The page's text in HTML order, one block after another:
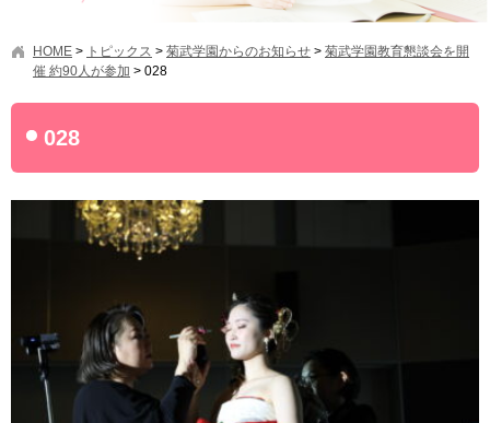
アクセス
情報公開
学園ニュース
オープンキャンパス・行事
HOME > トピックス > 菊武学園からのお知らせ > 菊武学園教育懇談会を開
催 約90人が参加 > 028
028